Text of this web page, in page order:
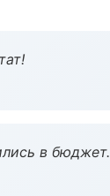
в бюджет.